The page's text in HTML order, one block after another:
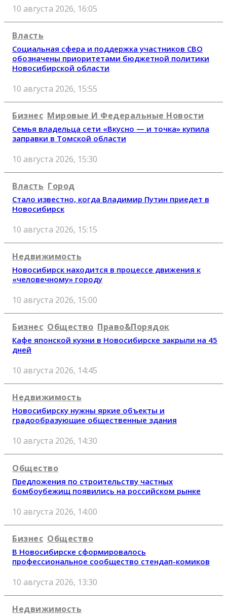
10 августа 2026, 16:05
Власть
Социальная сфера и поддержка участников СВО
обозначены приоритетами бюджетной политики
Новосибирской области
10 августа 2026, 15:55
Бизнес Мировые И Федеральные Новости
Семья владельца сети «Вкусно — и точка» купила
заправки в Томской области
10 августа 2026, 15:30
Власть Город
Стало известно, когда Владимир Путин приедет в
Новосибирск
10 августа 2026, 15:15
Недвижимость
Новосибирск находится в процессе движения к
«человечному» городу
10 августа 2026, 15:00
Бизнес Общество Право&Порядок
Кафе японской кухни в Новосибирске закрыли на 45
дней
10 августа 2026, 14:45
Недвижимость
Новосибирску нужны яркие объекты и
градообразующие общественные здания
10 августа 2026, 14:30
Общество
Предложения по строительству частных
бомбоубежищ появились на российском рынке
10 августа 2026, 14:00
Бизнес Общество
В Новосибирске сформировалось
профессиональное сообщество стендап-комиков
10 августа 2026, 13:30
Недвижимость